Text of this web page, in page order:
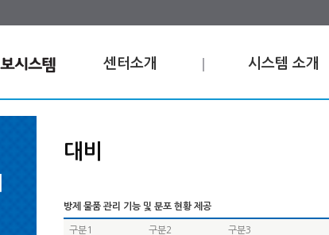
센터소개 시스템 소개
대비
방제 물품 관리 기능 및 분포 현황 제공
구분1 구분2 구분3